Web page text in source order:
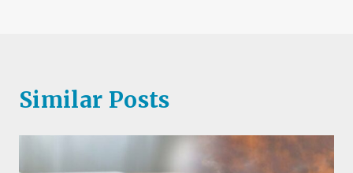
Similar Posts